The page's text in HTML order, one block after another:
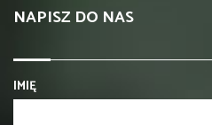
NAPISZ DO NAS
IMIĘ